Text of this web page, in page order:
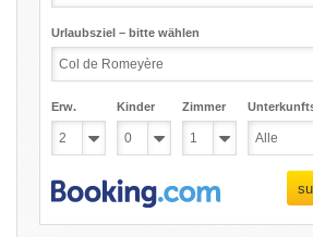
Urlaubsziel – bitte wählen
Erw. Kinder Zimmer